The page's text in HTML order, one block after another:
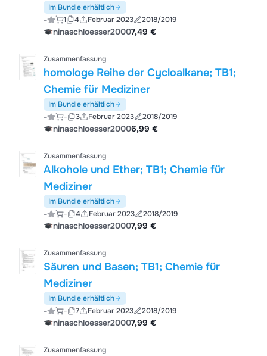
Im Bundle erhältlich
- 1 4 Februar 2023 2018/2019
ninaschloesser20007,49 €
Zusammenfassung
homologe Reihe der Cycloalkane; TB1;
Chemie für Mediziner
Im Bundle erhältlich
- - 3 Februar 2023 2018/2019
ninaschloesser20006,99 €
Zusammenfassung
Alkohole und Ether; TB1; Chemie für
Mediziner
Im Bundle erhältlich
- - 4 Februar 2023 2018/2019
ninaschloesser20007,99 €
Zusammenfassung
Säuren und Basen; TB1; Chemie für
Mediziner
Im Bundle erhältlich
- - 7 Februar 2023 2018/2019
ninaschloesser20007,99 €
Zusammenfassung